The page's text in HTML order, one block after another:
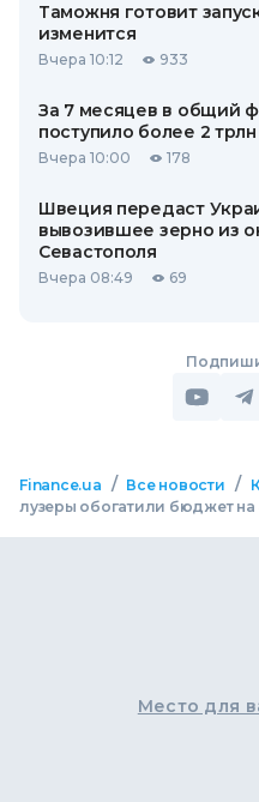
Таможня готовит
изменится
Вчера 10:12 933
За 7 месяцев в общий
поступило более 2
Вчера 10:00 178
Швеция передаст
вывозившее зерно из
Севастополя
Вчера 08:49 69
Finance.ua / Все новости /
лузеры обогатили бюджет на
Место для